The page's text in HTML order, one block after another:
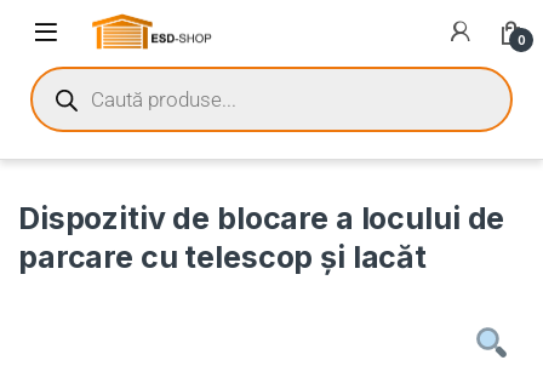
0
Dispozitiv de blocare a locului de
parcare cu telescop şi lacăt